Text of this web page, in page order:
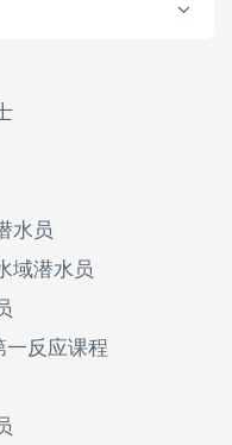
水员
域潜水员
一反应课程